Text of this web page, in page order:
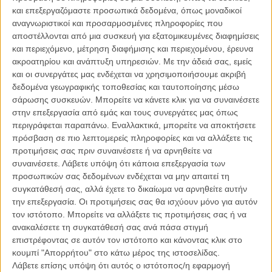
και επεξεργαζόμαστε προσωπικά δεδομένα, όπως μοναδικοί
αναγνωριστικοί και προσαρμοσμένες πληροφορίες που
αποστέλλονται από μια συσκευή για εξατομικευμένες διαφημίσεις
και περιεχόμενο, μέτρηση διαφήμισης και περιεχομένου, έρευνα
ακροατηρίου και ανάπτυξη υπηρεσιών. Με την άδειά σας, εμείς
και οι συνεργάτες μας ενδέχεται να χρησιμοποιήσουμε ακριβή
δεδομένα γεωγραφικής τοποθεσίας και ταυτοποίησης μέσω
σάρωσης συσκευών. Μπορείτε να κάνετε κλικ για να συναινέσετε
στην επεξεργασία από εμάς και τους συνεργάτες μας όπως
περιγράφεται παραπάνω. Εναλλακτικά, μπορείτε να αποκτήσετε
πρόσβαση σε πιο λεπτομερείς πληροφορίες και να αλλάξετε τις
προτιμήσεις σας πριν συναινέσετε ή να αρνηθείτε να
συναινέσετε. Λάβετε υπόψη ότι κάποια επεξεργασία των
προσωπικών σας δεδομένων ενδέχεται να μην απαιτεί τη
συγκατάθεσή σας, αλλά έχετε το δικαίωμα να αρνηθείτε αυτήν
την επεξεργασία. Οι προτιμήσεις σας θα ισχύουν μόνο για αυτόν
τον ιστότοπο. Μπορείτε να αλλάξετε τις προτιμήσεις σας ή να
ανακαλέσετε τη συγκατάθεσή σας ανά πάσα στιγμή
επιστρέφοντας σε αυτόν τον ιστότοπο και κάνοντας κλικ στο
κουμπί "Απορρήτου" στο κάτω μέρος της ιστοσελίδας.
Λάβετε επίσης υπόψη ότι αυτός ο ιστότοπος/η εφαρμογή
αναζοπύρωσε το ενδιαφέρον της κινηματογραφικής βιομηχανίας για
τους αγώνες ταχύτητας.
Και δηλώνει γοητευμένος από την ιστορία της μονομαχίας ανάμεσα
στον Βρετανό πρωταθλητή Τζέιμς Χαντ (τον υποδύεται ο Κρις
Χέμσγουορθ) και τον Αυστριακό θρύλο Νίκι Λάουντα (τον υποδύεται
ο Γερμανός Ντάνιελ Μπρουλ) στη Formula 1 του 1976 που
καθήλωσε το κοινό και τους αναλυτές της εποχής.
Δεν είναι όμως, μόνο αυτός ενθουσιασμένος από το πρότζεκτ. Ο
Κρις Χέμσγουορθ μίλησε στο Flix, με αφορμή την έξοδο στις
αίθουσες της «Χιονάτης και του Κυνηγού», μιλώντας εκτεταμένα για
τον ρόλο του Τζέιμς Χαντ που υποδύεται στο «Rush»: «Βρήκα τον
χαρακτήρα μου, στην πραγματικότητα όλους τους οδηγούς της
formula 1 συναρπαστικούς, ειδικά τις μέρες που εξιστορεί η ταινία,
την δεκαετία του 70. Οι αγώνες τότε ήταν πραγματικά γεμάτοι
ένταση, πάθος και κίνδυνο και οι οδηγοί ήταν πολύ πιο
αφοσιωμένοι. Ολα αυτά πριν οι σπόνσορες καταλάβουν τα πάντα
και οι αγώνες γίνουν πολύ πιο ελεγχόμενοι, σχεδόν αποστειρωμένοι.
Η ψυχολογία αυτών των οδηγών είναι εξαιρετικά ενδιαφέρουσα,
αυτό που κάνουν στην ουσία, είναι να φλερτάρουν με τον κίνδυνο